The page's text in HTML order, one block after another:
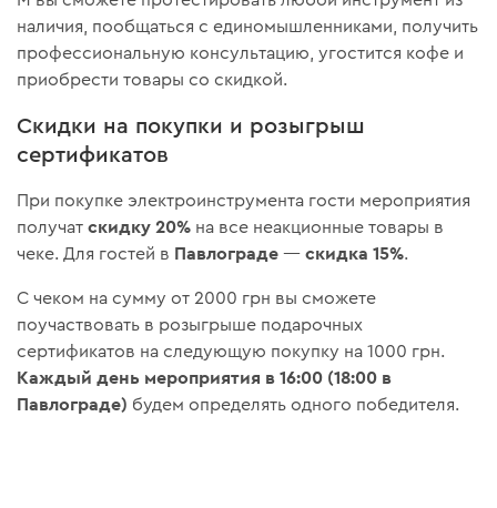
наличия, пообщаться с единомышленниками, получить
профессиональную консультацию, угостится кофе и
приобрести товары со скидкой.
Скидки на покупки и розыгрыш
сертификатов
При покупке электроинструмента гости мероприятия
получат скидку 20% на все неакционные товары в
чеке. Для гостей в Павлограде —скидка 15%.
С чеком на сумму от 2000 грн вы сможете
поучаствовать в розыгрыше подарочных
сертификатов на следующую покупку на 1000 грн.
Каждый день мероприятия в 16:00 (18:00 в
Павлограде) будем определять одного победителя.